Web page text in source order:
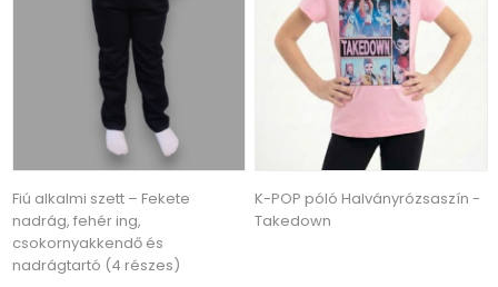
Fiú alkalmi szett – Fekete
nadrág, fehér ing,
csokornyakkendő és
nadrágtartó (4 részes)
K-POP póló Halványrózsaszín -
Takedown